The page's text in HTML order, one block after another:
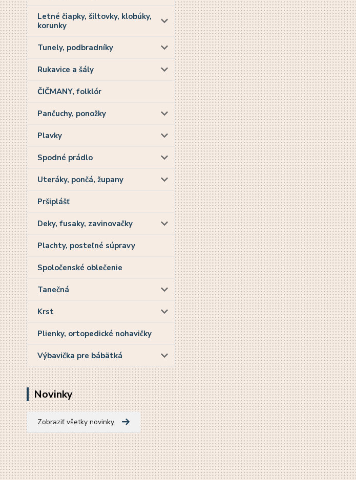
Letné čiapky, šiltovky, klobúky,
korunky
Tunely, podbradníky
Rukavice a šály
ČIČMANY, folklór
Pančuchy, ponožky
Plavky
Spodné prádlo
Uteráky, pončá, župany
Pršiplášť
Deky, fusaky, zavinovačky
Plachty, posteľné súpravy
Spoločenské oblečenie
Tanečná
Krst
Plienky, ortopedické nohavičky
Výbavička pre bábätká
Novinky
Zobraziť všetky novinky